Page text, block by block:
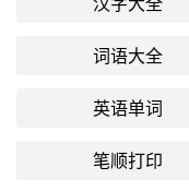
词语大全
英语单词
笔顺打印